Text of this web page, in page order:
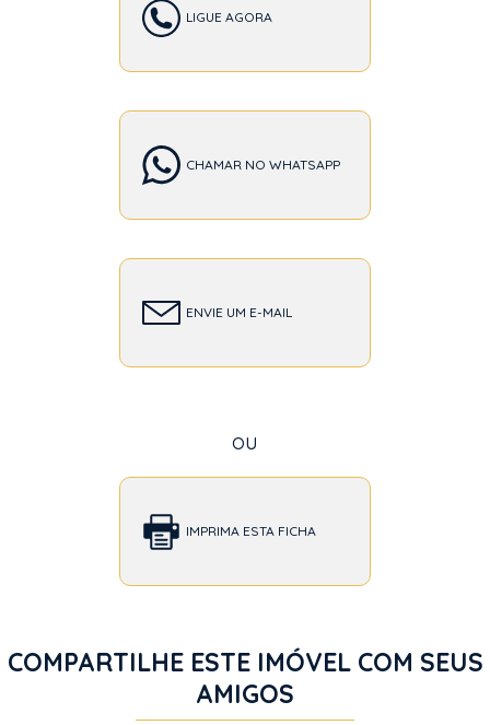
LIGUE AGORA
CHAMAR NO WHATSAPP
ENVIE UM E-MAIL
ou
IMPRIMA ESTA FICHA
COMPARTILHE ESTE IMÓVEL COM SEUS
AMIGOS